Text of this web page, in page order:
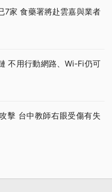
7家 食藥署將赴雲嘉與業者
不用行動網路、Wi-Fi仍可
擊 台中教師右眼受傷有失